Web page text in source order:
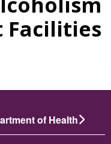
Facilities
of Health